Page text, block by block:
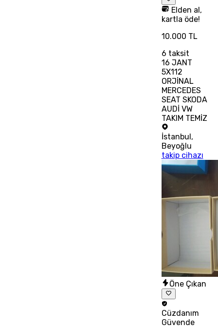
Elden al,
kartla öde!
10.000 TL
6 taksit
16 JANT
5X112
ORJİNAL
MERCEDES
SEAT SKODA
AUDİ VW
TAKIM TEMİZ
İstanbul,
Beyoğlu
takip cihazı
Öne Çıkan
Cüzdanım
Güvende